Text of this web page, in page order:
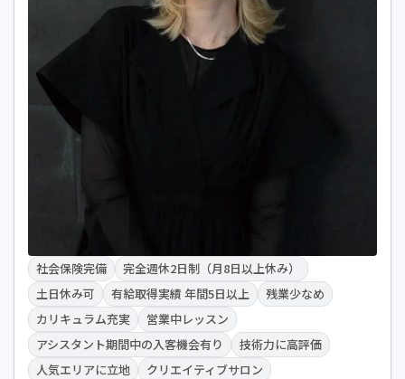
社会保険完備
完全週休2日制（月8日以上休み）
土日休み可
有給取得実績 年間5日以上
残業少なめ
カリキュラム充実
営業中レッスン
アシスタント期間中の入客機会有り
技術力に高評価
人気エリアに立地
クリエイティブサロン